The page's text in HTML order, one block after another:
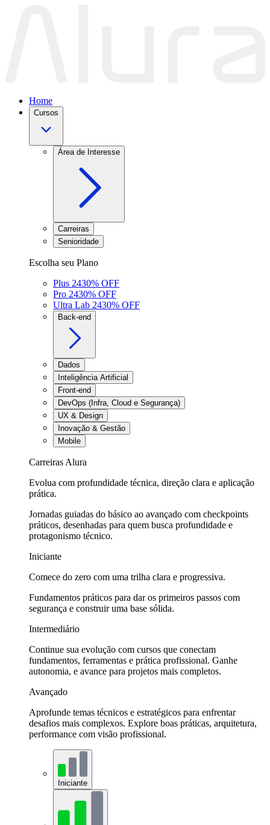
Home
Cursos
Área de Interesse
Carreiras
Senioridade
Escolha seu Plano
Plus 2430% OFF
Pro 2430% OFF
Ultra Lab 2430% OFF
Back-end
Dados
Inteligência Artificial
Front-end
DevOps (Infra, Cloud e Segurança)
UX & Design
Inovação & Gestão
Mobile
Carreiras Alura
Evolua com profundidade técnica, direção clara e aplicação
prática.
Jornadas guiadas do básico ao avançado com checkpoints
práticos, desenhadas para quem busca profundidade e
protagonismo técnico.
Iniciante
Comece do zero com uma trilha clara e progressiva.
Fundamentos práticos para dar os primeiros passos com
segurança e construir uma base sólida.
Intermediário
Continue sua evolução com cursos que conectam
fundamentos, ferramentas e prática profissional. Ganhe
autonomia, e avance para projetos mais completos.
Avançado
Aprofunde temas técnicos e estratégicos para enfrentar
desafios mais complexos. Explore boas práticas, arquitetura,
performance com visão profissional.
Iniciante